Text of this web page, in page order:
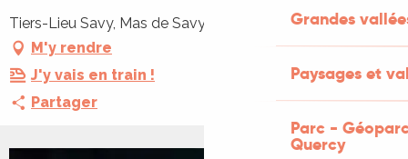
Grandes
Paysages et
Parc -
Quercy
Tiers-Lieu Savy, Mas de Savy, 46300 Saint-Projet
M'y rendre
J'y vais en train !
Partager